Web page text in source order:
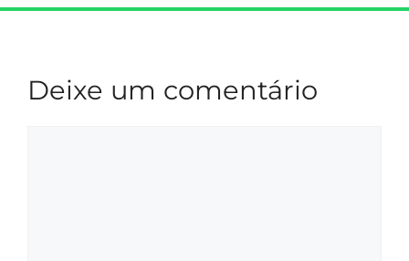
Deixe um comentário